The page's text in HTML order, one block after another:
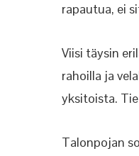
rapautua, ei
Viisi täysin
rahoilla ja
yksitoista.
Talonpojan